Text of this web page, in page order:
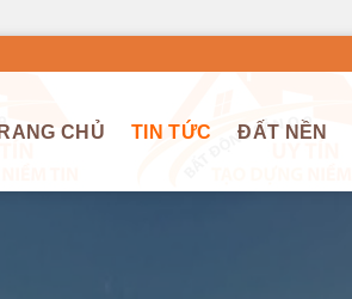
CHỦ TIN TỨC ĐẤT NỀN